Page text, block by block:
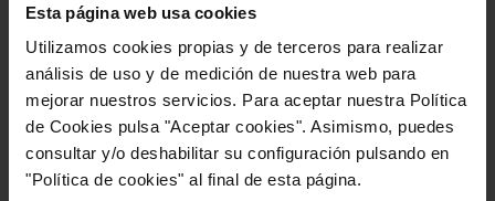
Esta página web usa cookies
Utilizamos cookies propias y de terceros para realizar
análisis de uso y de medición de nuestra web para
mejorar nuestros servicios. Para aceptar nuestra Política
de Cookies pulsa "Aceptar cookies". Asimismo, puedes
consultar y/o deshabilitar su configuración pulsando en
"Política de cookies" al final de esta página.
Valoración sobre la
oferta
Valoración sobre el
Entre 8 y 10(1405)-85%